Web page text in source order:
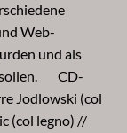
Web-
und als
sollen. CD-
Jodlowski (col
(col legno) //